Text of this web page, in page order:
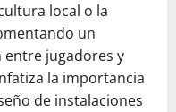
local o la
un
jugadores y
la importancia
de instalaciones